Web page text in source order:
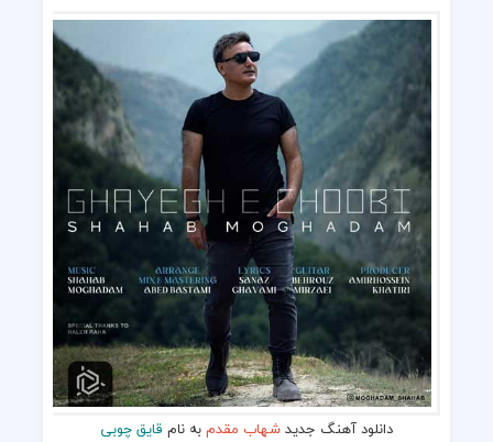
دانلود آهنگ جدیدشهاب مقدمبه نام قایق چوبی